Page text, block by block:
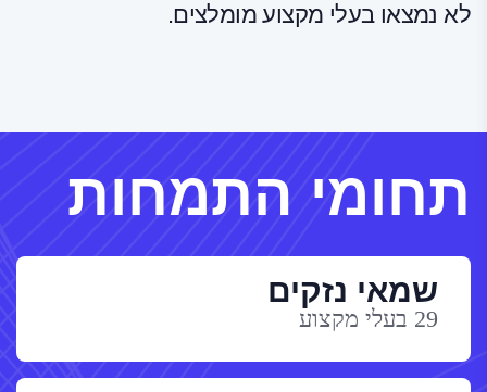
לא נמצאו בעלי מקצוע מומלצים.
תחומי התמחות
שמאי נזקים
29 בעלי מקצוע